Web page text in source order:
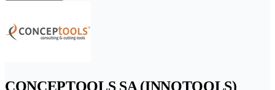
CONCEPTOOLS SA (INNOTOOLS)